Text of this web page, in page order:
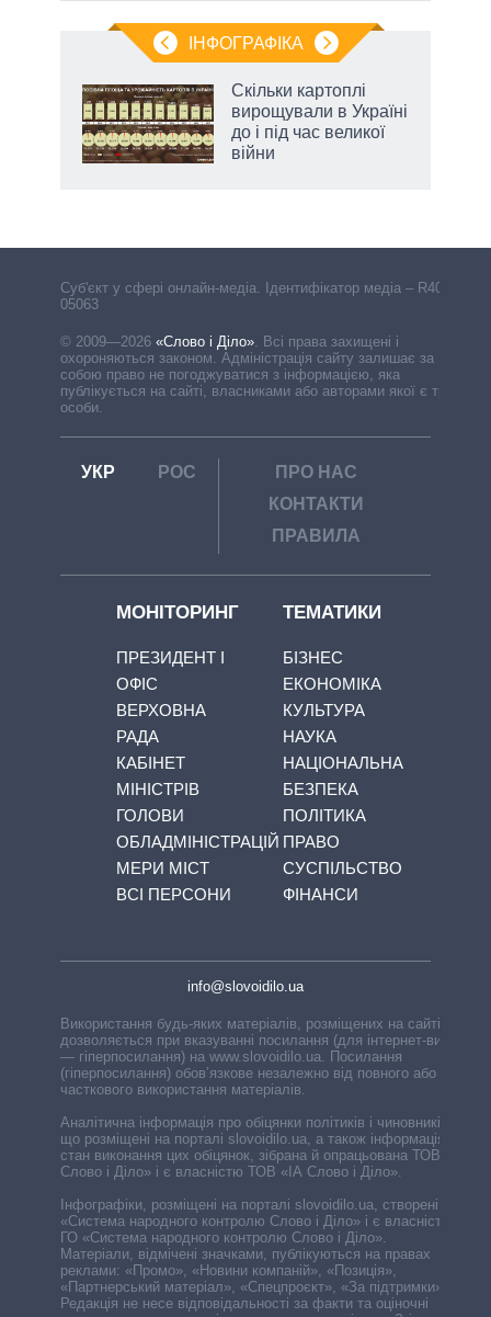
ІНФОГРАФІКА
Скільки картоплі
вирощували в Україні
до і під час великої
війни
Cуб'єкт у сфері онлайн-медіа. Ідентифікатор медіа – R40-
05063
© 2009—2026 «Слово і Діло»
Всі права захищені і
охороняються законом. Адміністрація сайту залишає за
собою право не погоджуватися з інформацією, яка
публікується на сайті, власниками або авторами якої є треті
особи.
УКР РОС
ПРО НАС
КОНТАКТИ
ПРАВИЛА
МОНІТОРИНГ
ПРЕЗИДЕНТ І
ОФІС
ВЕРХОВНА
РАДА
КАБІНЕТ
МІНІСТРІВ
ГОЛОВИ
ОБЛАДМІНІСТРАЦІЙ
МЕРИ МІСТ
ВСІ ПЕРСОНИ
ТЕМАТИКИ
БІЗНЕС
ЕКОНОМІКА
КУЛЬТУРА
НАУКА
НАЦІОНАЛЬНА
БЕЗПЕКА
ПОЛІТИКА
ПРАВО
СУСПІЛЬСТВО
ФІНАНСИ
info@slovoidilo.ua
Використання будь-яких матеріалів, розміщених на сайті,
дозволяється при вказуванні посилання (для інтернет-видань
— гіперпосилання) на www.slovoidilo.ua. Посилання
(гіперпосилання) обов’язкове незалежно від повного або
часткового використання матеріалів.
Аналітична інформація про обіцянки політиків і чиновників,
що розміщені на порталі slovoidilo.ua, а також інформація про
стан виконання цих обіцянок, зібрана й опрацьована ТОВ «ІА
Слово і Діло» і є власністю ТОВ «ІА Слово і Діло».
Інфографіки, розміщені на порталі slovoidilo.ua, створені ГО
«Система народного контролю Слово і Діло» і є власністю
ГО «Система народного контролю Слово і Діло».
Матеріали, відмічені значками, публікуються на правах
реклами: «Промо», «Новини компаній», «Позиція»,
«Партнерський матеріал», «Спецпроєкт», «За підтримки».
Редакція не несе відповідальності за факти та оціночні